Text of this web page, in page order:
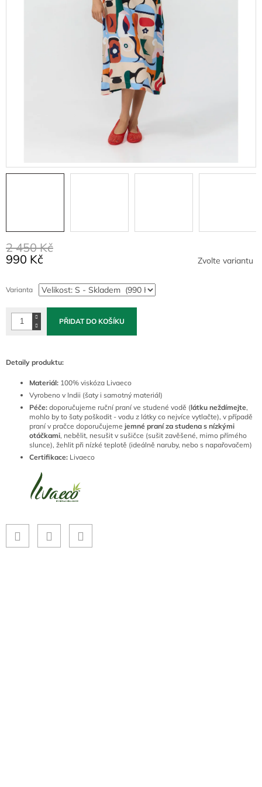
2 450 Kč
990 Kč
cena:
Zvolte variantu
Varianta
PŘIDAT DO KOŠÍKU
Detaily produktu:
Materiál: 100% viskóza Livaeco
Vyrobeno v Indii (šaty i samotný materiál)
Péče: doporučujeme ruční praní ve studené vodě (látku neždímejte,
mohlo by to šaty poškodit - vodu z látky co nejvíce vytlačte), v případě
praní v pračce doporučujeme jemné praní za studena s nízkými
otáčkami, nebělit, nesušit v sušičce (sušit zavěšené, mimo přímého
slunce), žehlit při nízké teplotě (ideálně naruby, nebo s napařovačem)
Certifikace: Livaeco